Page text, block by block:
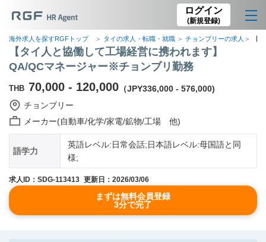
ログイン
(新規登録)
海外求人を探すRGFトップ タイの求人・転職・就職 チョンブリーの求人
【タイ人と協働して工場経営に携われます】
QA/QCマネージャー※チョンブリ勤務
THB 70,000 - 120,000 （JPY336,000 - 576,000)
チョンブリー
メーカー(自動車/化学/家電/鉱物/工場 他)
語学力
英語レベル:日常会話;日本語レベル:母国語と同
様;
求人ID：SDG-113413 更新日：2026/03/06
まずは無料会員登録
3分で完了